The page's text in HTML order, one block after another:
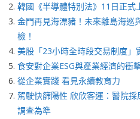
韓國《半導體特別法》11日正
金門再見海漂豬！未來離島海巡
檢！
美股「23小時全時段交易制度」
食安對企業ESG與產業經濟的衝
從企業實踐 看見永續教育力
駕駛快篩陽性 欣欣客運：醫院
調查為準